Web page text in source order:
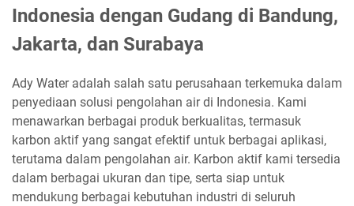
Indonesia dengan Gudang di Bandung,
Jakarta, dan Surabaya
Ady Water adalah salah satu perusahaan terkemuka dalam
penyediaan solusi pengolahan air di Indonesia. Kami
menawarkan berbagai produk berkualitas, termasuk
karbon aktif yang sangat efektif untuk berbagai aplikasi,
terutama dalam pengolahan air. Karbon aktif kami tersedia
dalam berbagai ukuran dan tipe, serta siap untuk
mendukung berbagai kebutuhan industri di seluruh